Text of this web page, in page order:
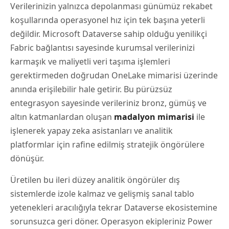
Verilerinizin yalnızca depolanması günümüz rekabet
koşullarında operasyonel hız için tek başına yeterli
değildir. Microsoft Dataverse sahip olduğu yenilikçi
Fabric bağlantısı sayesinde kurumsal verilerinizi
karmaşık ve maliyetli veri taşıma işlemleri
gerektirmeden doğrudan OneLake mimarisi üzerinde
anında erişilebilir hale getirir. Bu pürüzsüz
entegrasyon sayesinde verileriniz bronz, gümüş ve
altın katmanlardan oluşan madalyon mimarisi ile
işlenerek yapay zeka asistanları ve analitik
platformlar için rafine edilmiş stratejik öngörülere
dönüşür.
Üretilen bu ileri düzey analitik öngörüler dış
sistemlerde izole kalmaz ve gelişmiş sanal tablo
yetenekleri aracılığıyla tekrar Dataverse ekosistemine
sorunsuzca geri döner. Operasyon ekipleriniz Power